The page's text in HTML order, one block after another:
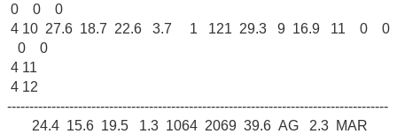
0 0 0
4 10 27.6 18.7 22.6 3.7 1 121 29.3 9 16.9 11 0 0
0 0
4 11
4 12
--------------------------------------------------------------------------------------
24.4 15.6 19.5 1.3 1064 2069 39.6 AG 2.3 MAR